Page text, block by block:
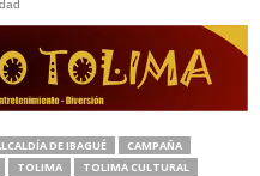
DE IBAGUÉ
CAMPAÑA
TOLIMA TOLIMA CULTURAL